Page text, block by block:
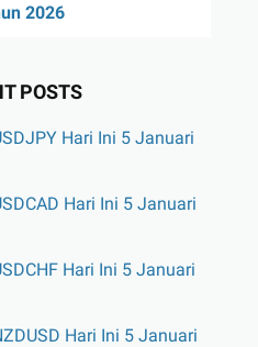
2026
POSTS
Hari Ini 5 Januari
Hari Ini 5 Januari
Hari Ini 5 Januari
Hari Ini 5 Januari